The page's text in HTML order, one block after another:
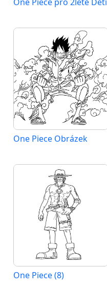
One Piece Obrázek
One Piece (8)